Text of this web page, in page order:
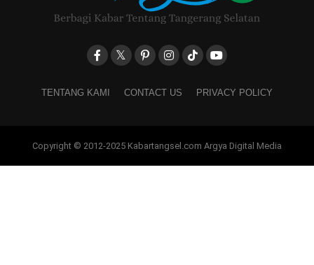
TENTANG KAMI CONTACT US PRIVACY POLICY
Copyright © 2012-2025 Kabartangsel.com Argya Digital Media